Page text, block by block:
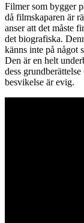
Filmer som bygger
då filmskaparen är
anser att det måste
det biografiska.
känns inte på något
Den är en helt
dess
besvikelse är evig.